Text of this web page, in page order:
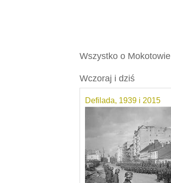
Wszystko o Mokotowie
Wczoraj i dziś
Defilada, 1939 i 2015